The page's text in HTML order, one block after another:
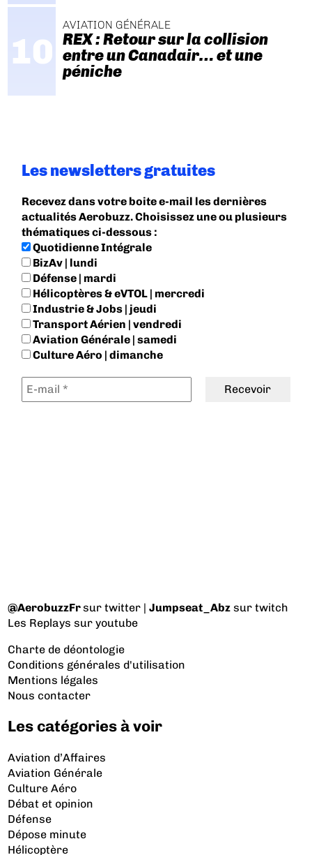
AVIATION GÉNÉRALE
REX : Retour sur la collision
entre un Canadair… et une
péniche
Les newsletters gratuites
Recevez dans votre boite e-mail les dernières
actualités Aerobuzz. Choisissez une ou plusieurs
thématiques ci-dessous :
Quotidienne Intégrale
BizAv | lundi
Défense | mardi
Hélicoptères & eVTOL | mercredi
Industrie & Jobs | jeudi
Transport Aérien | vendredi
Aviation Générale | samedi
Culture Aéro | dimanche
@AerobuzzFrsur twitter |Jumpseat_Abz sur twitch
Les Replays sur youtube
Charte de déontologie
Conditions générales d'utilisation
Mentions légales
Nous contacter
Les catégories à voir
Aviation d’Affaires
Aviation Générale
Culture Aéro
Débat et opinion
Défense
Dépose minute
Hélicoptère